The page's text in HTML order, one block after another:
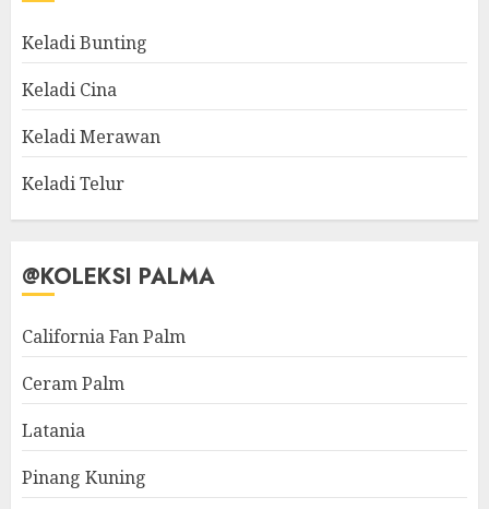
Keladi Bunting
Keladi Cina
Keladi Merawan
Keladi Telur
@KOLEKSI PALMA
California Fan Palm
Ceram Palm
Latania
Pinang Kuning